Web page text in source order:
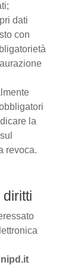
dati
con
la
revoca.